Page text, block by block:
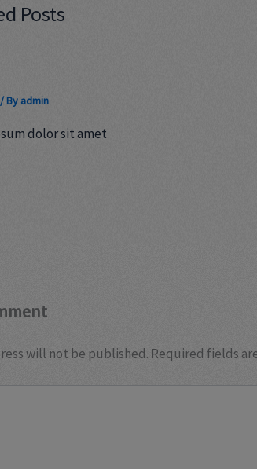
Posts
By admin
dolor sit amet
will not be published. Required fields